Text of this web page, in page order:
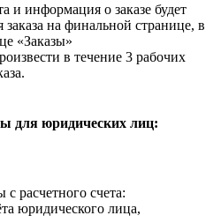
и информация о заказе будет
на финальной странице, в
«Заказы»
в течение 3 рабочих
для юридических лиц:
расчетного счета:
юридического лица,